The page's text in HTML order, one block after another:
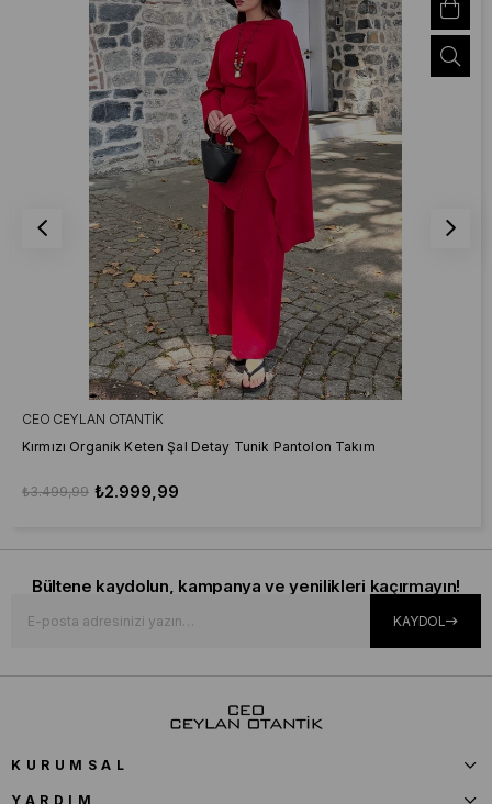
CEO CEYLAN OTANTIK
Kırmızı Organik Keten Şal Detay Tunik Pantolon Takım
₺2.999,99
₺3.499,99
Bültene kaydolun, kampanya ve yenilikleri kaçırmayın!
KAYDOL
KURUMSAL
YARDIM